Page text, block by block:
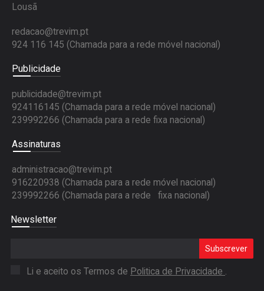
Lousã
redacao@trevim.pt
924 116 145 (Chamada para a rede móvel nacional)
Publicidade
publicidade@trevim.pt
924116145 (Chamada para a rede móvel nacional)
239992266 (Chamada para a rede fixa nacional)
Assinaturas
administracao@trevim.pt
916220938 (Chamada para a rede móvel nacional)
239992266 (Chamada para a rede fixa nacional)
Newsletter
Subscrever
Li e aceito os Termos de Politica de Privacidade .